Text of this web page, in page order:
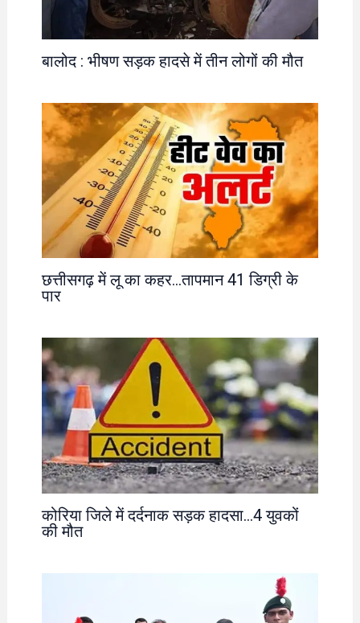
बालोद : भीषण सड़क हादसे में तीन लोगों की मौत
छत्तीसगढ़ में लू का कहर…तापमान 41 डिग्री के
पार
कोरिया जिले में दर्दनाक सड़क हादसा…4 युवकों
की मौत